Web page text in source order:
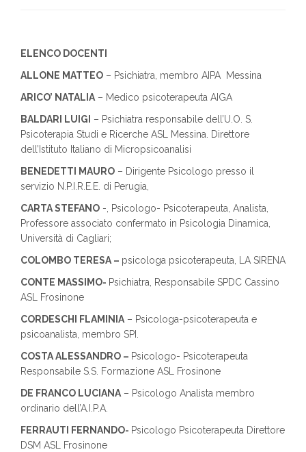
ELENCO DOCENTI
ALLONE MATTEO – Psichiatra, membro AIPA Messina
ARICO’ NATALIA – Medico psicoterapeuta AIGA
BALDARI LUIGI
– Psichiatra responsabile dell’U.O. S.
Psicoterapia Studi e Ricerche ASL Messina. Direttore
dell’Istituto Italiano di Micropsicoanalisi
BENEDETTI MAURO – Dirigente Psicologo presso il
servizio N.P.I.R.E.E. di Perugia,
CARTA STEFANO -, Psicologo- Psicoterapeuta, Analista,
Professore associato confermato in Psicologia Dinamica,
Università di Cagliari;
COLOMBO TERESA – psicologa psicoterapeuta, LA SIRENA
CONTE MASSIMO- Psichiatra, Responsabile SPDC Cassino
ASL Frosinone
CORDESCHI FLAMINIA – Psicologa-psicoterapeuta e
psicoanalista, membro SPI.
COSTA ALESSANDRO – Psicologo- Psicoterapeuta
Responsabile S.S. Formazione ASL Frosinone
DE FRANCO LUCIANA – Psicologo Analista membro
ordinario dell’A.I.P.A.
FERRAUTI FERNANDO- Psicologo Psicoterapeuta Direttore
DSM ASL Frosinone